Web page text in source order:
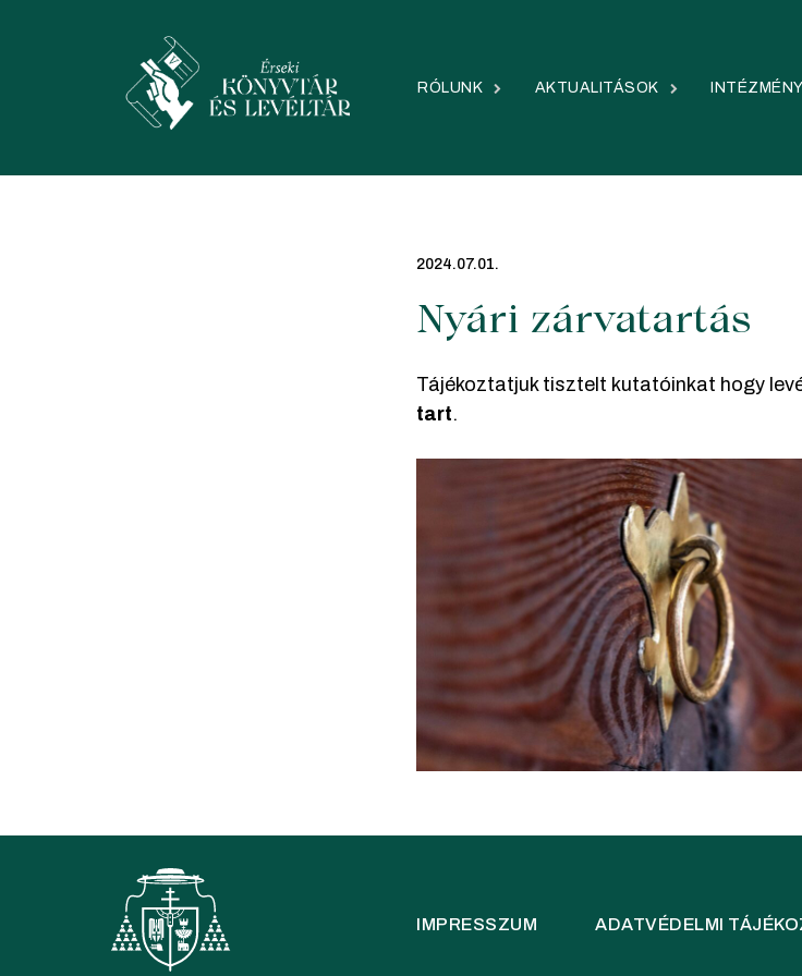
RÓLUNK AKTUALITÁSOK
2024.07.01.
Nyári zárvatartás
Tájékoztatjuk tisztelt kutatóinkat hogy
tart.
IMPRESSZUM ADATVÉDELMI